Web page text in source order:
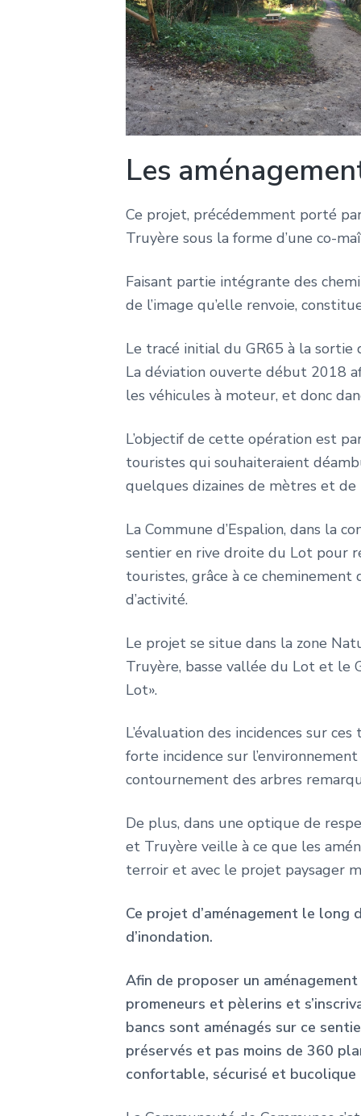
Les
Ce projet, précédemment porté
Truyère sous la forme d’une co-
Faisant partie intégrante des
de l’image qu’elle renvoie,
Le tracé initial du GR65 à la
La déviation ouverte début 2018
les véhicules à moteur, et donc
L’objectif de cette opération est
touristes qui souhaiteraient
quelques dizaines de mètres et
La Commune d’Espalion, dans la
sentier en rive droite du Lot pour
touristes, grâce à ce
d’activité.
Le projet se situe dans la zone
Truyère, basse vallée du Lot et le
Lot».
L’évaluation des incidences sur
forte incidence sur
contournement des arbres
De plus, dans une optique de
et Truyère veille à ce que les
terroir et avec le projet paysager
Ce projet d’aménagement le
d’inondation.
Afin de proposer un
promeneurs et pèlerins et
bancs sont aménagés sur ce
préservés et pas moins de 360
confortable, sécurisé et bucolique